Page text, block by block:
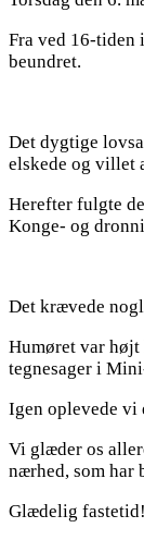
Fra ved 16-tiden
beundret.
Det dygtige
elskede og villet
Herefter fulgte
Konge- og
Det krævede
Humøret var højt
tegnesager i
Igen oplevede vi
Vi glæder os
nærhed, som har
Glædelig fastetid!